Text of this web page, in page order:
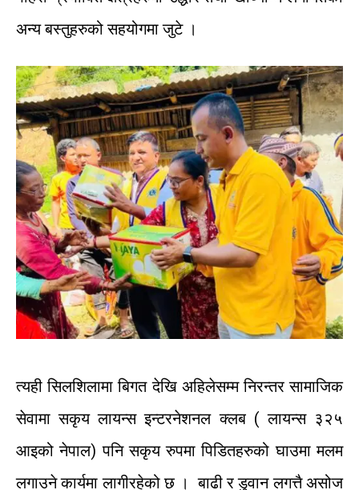
अन्य बस्तुहरुको सहयोगमा जुटे ।
त्यही सिलशिलामा बिगत देखि अहिलेसम्म निरन्तर सामाजिक
सेवामा सकृय लायन्स इन्टरनेशनल क्लब(लायन्स ३२५
आइको नेपाल)पनि सकृय रुपमा पिडितहरुको घाउमा मलम
लगाउने कार्यमा लागीरहेको छ । बाढी र डुवान लगत्तै असोज